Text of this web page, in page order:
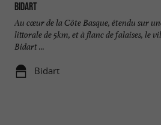
Bidart
Au cœur de la Côte Basque, étendu sur
littorale de 5km, et à flanc de falaises, le
Bidart ...
Bidart